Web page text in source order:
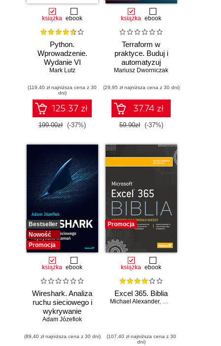
książka ebook
Python.
Wprowadzenie.
Wydanie VI
Mark Lutz
(119,40 zł najniższa cena z 30
dni)
125.37 zł
199.00zł (-37%)
książka ebook
Terraform w
praktyce. Buduj i
automatyzuj
infrastrukturę
zarządzaj nią z
wykorzystaniem
Dockera
Mariusz Dworniczak
(29,95 zł najniższa cena z 30 dni)
37.74 zł
59.90zł (-37%)
Bestseller
Nowość
Promocja
książka ebook
Wireshark. Analiza
ruchu sieciowego i
wykrywanie
włamań
Adam Józefiok
(89,40 zł najniższa cena z 30 dni)
Promocja
książka ebook
Excel 365. Biblia
Michael Alexander, Dick Kusleika
(107,40 zł najniższa cena z 30
dni)